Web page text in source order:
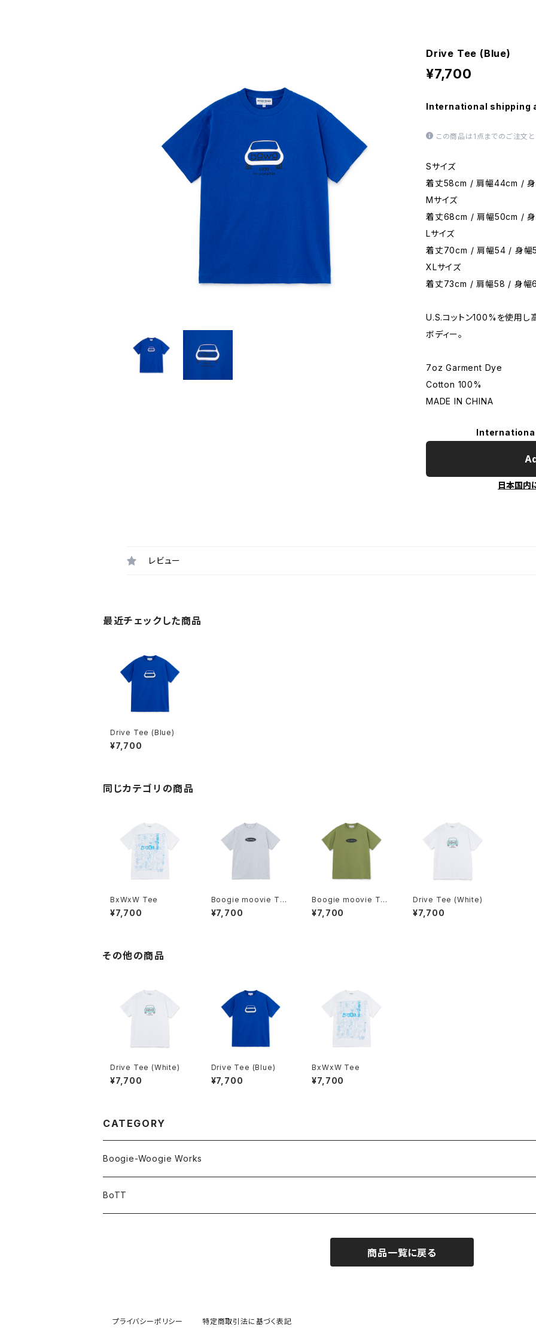
Drive Tee (Blue)
¥7,700
International shipping
この商品は1点までのご注文と
Sサイズ
着丈58cm / 肩幅44cm /
Mサイズ
着丈68cm / 肩幅50cm /
Lサイズ
着丈70cm / 肩幅54 / 身
XLサイズ
着丈73cm / 肩幅58 / 身
U.S.コットン100%を使用し
ボディー。
7oz Garment Dye
Cotton 100%
MADE IN CHINA
日本国内
レビュー
最近チェックした商品
Drive Tee (Blue)
¥7,700
同じカテゴリの商品
BxWxW Tee
¥7,700
Boogie moovie Tee
(Ash)
¥7,700
Boogie moovie Tee
(Olive)
¥7,700
Drive Tee (White)
¥7,700
その他の商品
Drive Tee (White)
¥7,700
Drive Tee (Blue)
¥7,700
BxWxW Tee
¥7,700
CATEGORY
Boogie-Woogie Works
BoTT
商品一覧に戻る
プライバシーポリシー 特定商取引法に基づく表記